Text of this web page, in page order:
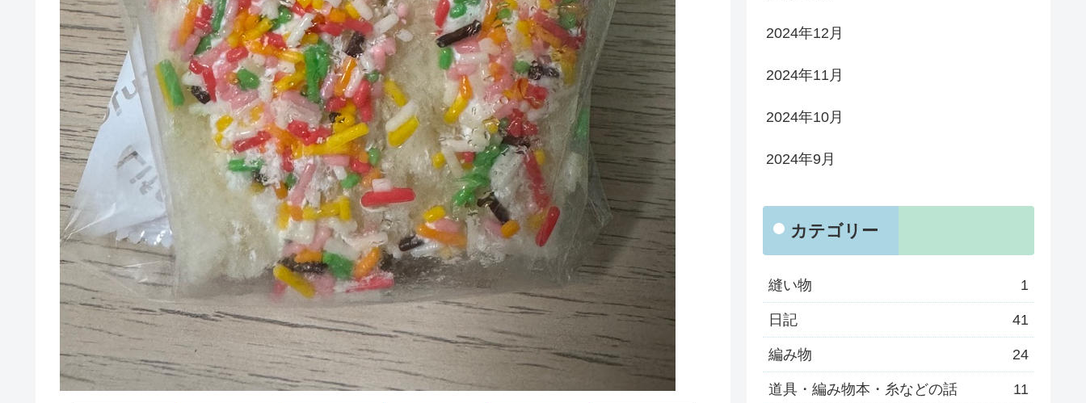
2024年12月
2024年11月
2024年10月
2024年9月
カテゴリー
縫い物 1
日記 41
編み物 24
道具・編み物本・糸などの話 11